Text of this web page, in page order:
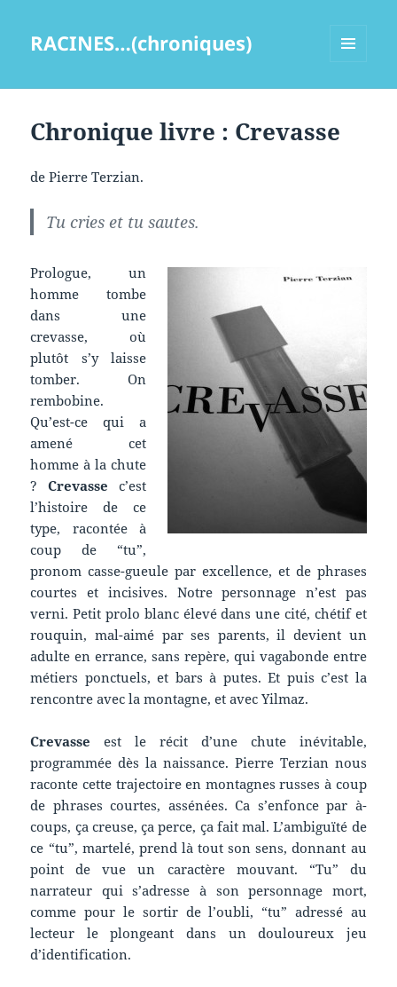
RACINES…(chroniques)
Chronique livre : Crevasse
de Pierre Terzian.
Tu cries et tu sautes.
Prologue, un
homme tombe
dans une
crevasse, où
plutôt s’y laisse
tomber. On
rembobine.
Qu’est-ce qui a
amené cet
homme à la chute
? Crevasse c’est
l’histoire de ce
type, racontée à
coup de “tu”,
pronom casse-gueule par excellence, et de phrases
courtes et incisives. Notre personnage n’est pas
verni. Petit prolo blanc élevé dans une cité, chétif et
rouquin, mal-aimé par ses parents, il devient un
adulte en errance, sans repère, qui vagabonde entre
métiers ponctuels, et bars à putes. Et puis c’est la
rencontre avec la montagne, et avec Yilmaz.
Crevasse est le récit d’une chute inévitable,
programmée dès la naissance. Pierre Terzian nous
raconte cette trajectoire en montagnes russes à coup
de phrases courtes, assénées. Ca s’enfonce par à-
coups, ça creuse, ça perce, ça fait mal. L’ambiguïté de
ce “tu”, martelé, prend là tout son sens, donnant au
point de vue un caractère mouvant. “Tu” du
narrateur qui s’adresse à son personnage mort,
comme pour le sortir de l’oubli, “tu” adressé au
lecteur le plongeant dans un douloureux jeu
d’identification.